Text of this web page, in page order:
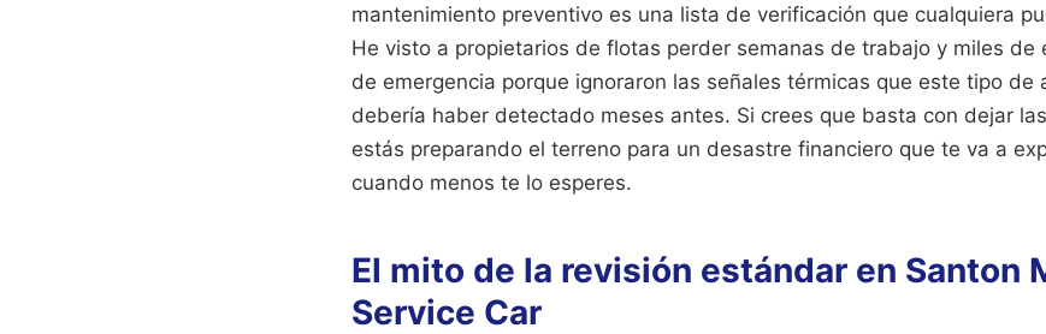
mantenimiento preventivo es una lista de verificación que cualquiera
He visto a propietarios de flotas perder semanas de trabajo y miles de
de emergencia porque ignoraron las señales térmicas que este tipo de
debería haber detectado meses antes. Si crees que basta con dejar
estás preparando el terreno para un desastre financiero que te va a
cuando menos te lo esperes.
El mito de la revisión estándar en Santon
Service Car